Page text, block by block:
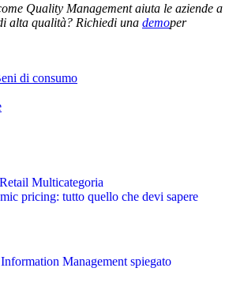
Quality Management aiuta le aziende a
alta qualità? Richiedi una demoper
di consumo
Multicategoria
pricing: tutto quello che devi sapere
Management spiegato